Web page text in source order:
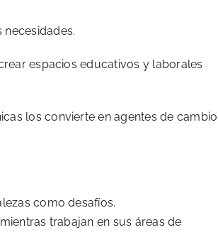
necesidades.
espacios educativos y laborales
los convierte en agentes de
como desafíos.
trabajan en sus áreas de